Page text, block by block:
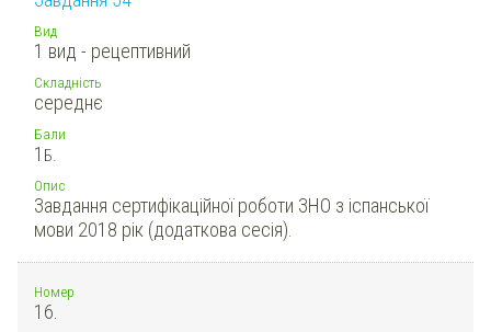
Вид
1 вид - рецептивний
Складність
середнє
Бали
1 Б.
Опис
Завдання сертифікаційної роботи ЗНО з іспанської
мови 2018 рік (додаткова сесія).
Номер
16.